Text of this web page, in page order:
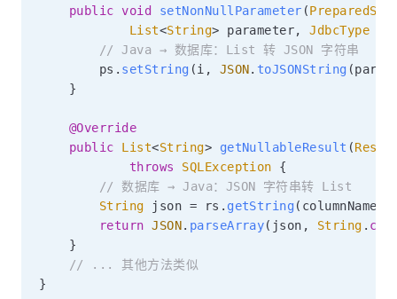
public void setNonNullParameter (
List<String> parameter, JdbcType
// Java → 数据库：List 转 JSON 字符串
        ps
. setString (i , JSON. toJSONString (
}
@Override
public
List<String> getNullableResult (
throws
SQLException
{
// 数据库 → Java：JSON 字符串转 List
String json = rs . getString ( columnName
return JSON. parseArray( json , String .
}
// ... 其他方法类似
}